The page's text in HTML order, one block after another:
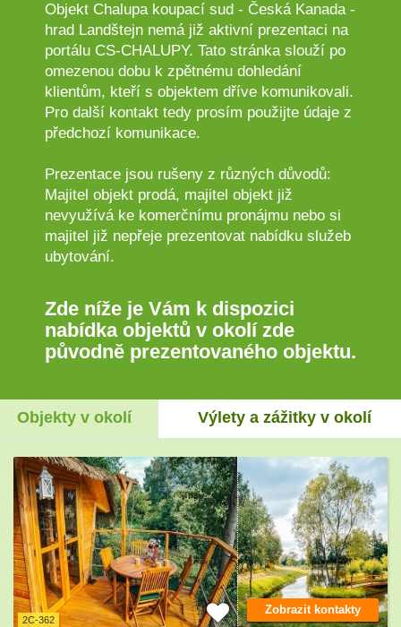
Objekt Chalupa koupací sud - Česká Kanada -
hrad Landštejn nemá již aktivní prezentaci na
portálu CS-CHALUPY. Tato stránka slouží po
omezenou dobu k zpětnému dohledání
klientům, kteří s objektem dříve komunikovali.
Pro další kontakt tedy prosím použijte údaje z
předchozí komunikace.
Prezentace jsou rušeny z různých důvodů:
Majitel objekt prodá, majitel objekt již
nevyužívá ke komerčnímu pronájmu nebo si
majitel již nepřeje prezentovat nabídku služeb
ubytování.
Zde níže je Vám k dispozici
nabídka objektů v okolí zde
původně prezentovaného objektu.
Objekty v okolí Výlety a zážitky v okolí
2C-362
Zobrazit kontakty